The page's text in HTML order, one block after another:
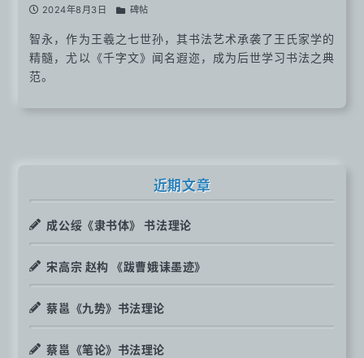
2024年8月3日 碑帖
智永，作为王羲之七世孙，其书法艺术承袭了王氏家学的
精髓，尤以《千字文》闻名遐迩，成为后世学习书法之典
范。
近期文章
成公绥《隶书体》 书法理论
宋高宗 赵构 《跋曹娥诔墨迹》
蔡邕《九势》书法理论
蔡邕《笔论》书法理论